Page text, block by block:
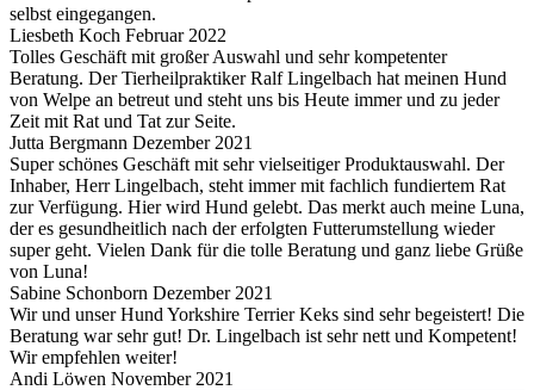
selbst eingegangen.
Liesbeth Koch Februar 2022
Tolles Geschäft mit großer Auswahl und sehr kompetenter
Beratung. Der Tierheilpraktiker Ralf Lingelbach hat meinen Hund
von Welpe an betreut und steht uns bis Heute immer und zu jeder
Zeit mit Rat und Tat zur Seite.
Jutta Bergmann Dezember 2021
Super schönes Geschäft mit sehr vielseitiger Produktauswahl. Der
Inhaber, Herr Lingelbach, steht immer mit fachlich fundiertem Rat
zur Verfügung. Hier wird Hund gelebt. Das merkt auch meine Luna,
der es gesundheitlich nach der erfolgten Futterumstellung wieder
super geht. Vielen Dank für die tolle Beratung und ganz liebe Grüße
von Luna!
Sabine Schonborn Dezember 2021
Wir und unser Hund Yorkshire Terrier Keks sind sehr begeistert! Die
Beratung war sehr gut! Dr. Lingelbach ist sehr nett und Kompetent!
Wir empfehlen weiter!
Andi Löwen November 2021